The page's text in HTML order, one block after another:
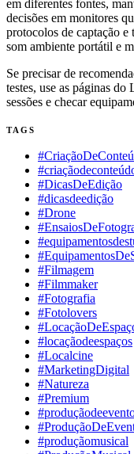
em diferentes fontes,
decisões em monitores
protocolos de captação e
som ambiente portátil e
Se precisar de
testes, use as páginas
sessões e checar
TAGS
#DicasDeEdição
#dicasdeedição
#Drone
#Filmagem
#Filmmaker
#Fotografia
#Fotolovers
#locaçãodeespaços
#Localcine
#MarketingDigital
#Natureza
#Premium
#produçãomusical